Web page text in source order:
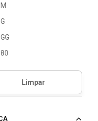
M
G
GG
80
85
105